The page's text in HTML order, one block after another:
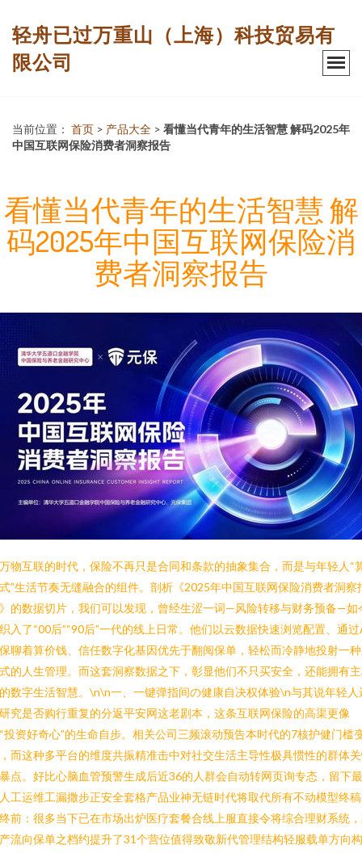
轻舟已过万重山（上海）科技贸易有
限公司
当前位置： 首页 > 产品大全 > 看懂当代青年的生活智慧 解码2025年
中国互联网保险消费者洞察报告
看懂当代青年的生活智慧 解
码2025年中国互联网保险消
费者洞察报告
物互联的时代，保险不再只是合同和条款的抽象集合，而是与年轻人“
”生活节奏无缝融合的组件。剖析《2025年中国互联网保险消费者洞察
的数据切片，我们可以发现，曾经生涩一词—风险转移与财务预备—如
入了“00后”“90后”一代的线上日常。他们以云数据快速浏览配置、通
聊着算价钱、信任数字化基因优先于翻阅保单，轻松而冷静地投射一
的人生管理。而这套洞察数据之下，彰显他们不只买安全，还能拥有
数字生活智慧。\n\n一、一键弹指间の健康自决权体验\n与其说年轻人
究是否购行重复的分返平安网这老剧本，这条互联网保险的高渠更像
投资好奇心”的生命自步。相关公司三频滚动预告本时代的7核护健门槛
而这种多平台的维度共振精准击中对社交生活主导性极具惯性的群体
点。好比心脑血管预警生成后近36的人群会自动转网页询专态，留下
工运维工漏撒步正安全套格产品业神无链时代将取代所有不动模型终
前：很多当下已在市场出炉医疗套餐合线上服直接令将综合理财系统
流向保单之档约提升了31个营位值得致敬新代管理结构轻服载单方向